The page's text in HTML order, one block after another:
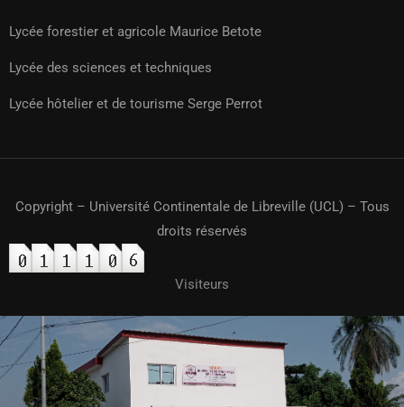
Lycée forestier et agricole Maurice Betote
Lycée des sciences et techniques
Lycée hôtelier et de tourisme Serge Perrot
Copyright – Université Continentale de Libreville (UCL) – Tous
droits réservés
Visiteurs